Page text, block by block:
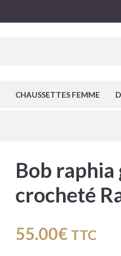
CHAUSSETTES FEMME
Bob raphia
crocheté
55.00€ TTC